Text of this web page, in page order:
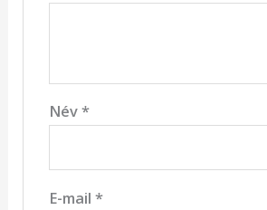
Név*
E-mail *